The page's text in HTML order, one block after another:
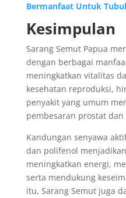
Bermanfaat Untuk
Kesimpulan
Sarang Semut Papua
dengan berbagai
meningkatkan vitalitas
kesehatan reproduksi,
penyakit yang umum
pembesaran prostat
Kandungan senyawa
dan polifenol
meningkatkan energi,
serta mendukung
itu, Sarang Semut juga